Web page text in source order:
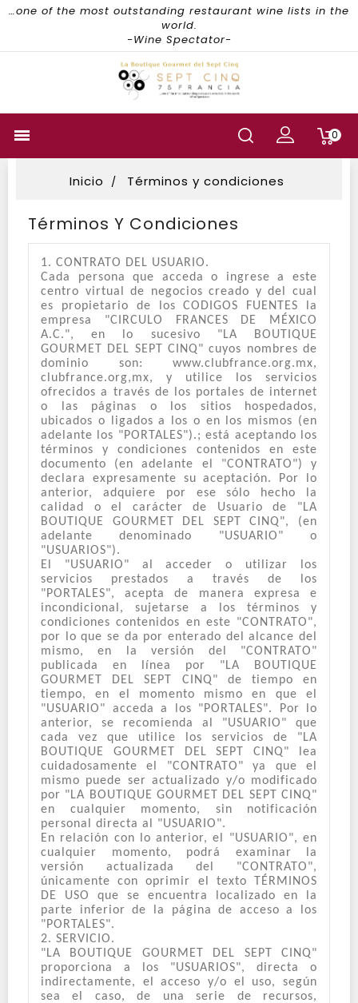
…one of the most outstanding restaurant wine lists in the
world.
-Wine Spectator-
 0
Inicio Términos y condiciones
Términos Y Condiciones
1. CONTRATO DEL USUARIO.
Cada persona que acceda o ingrese a este
centro virtual de negocios creado y del cual
es propietario de los CODIGOS FUENTES la
empresa "CIRCULO FRANCES DE MÉXICO
A.C.", en lo sucesivo "LA BOUTIQUE
GOURMET DEL SEPT CINQ" cuyos nombres de
dominio son: www.clubfrance.org.mx,
clubfrance.org,mx, y utilice los servicios
ofrecidos a través de los portales de internet
o las páginas o los sitios hospedados,
ubicados o ligados a los o en los mismos (en
adelante los "PORTALES").; está aceptando los
términos y condiciones contenidos en este
documento (en adelante el "CONTRATO") y
declara expresamente su aceptación. Por lo
anterior, adquiere por ese sólo hecho la
calidad o el carácter de Usuario de "LA
BOUTIQUE GOURMET DEL SEPT CINQ", (en
adelante denominado "USUARIO" o
"USUARIOS").
El "USUARIO" al acceder o utilizar los
servicios prestados a través de los
"PORTALES", acepta de manera expresa e
incondicional, sujetarse a los términos y
condiciones contenidos en este "CONTRATO",
por lo que se da por enterado del alcance del
mismo, en la versión del "CONTRATO"
publicada en línea por "LA BOUTIQUE
GOURMET DEL SEPT CINQ" de tiempo en
tiempo, en el momento mismo en que el
"USUARIO" acceda a los "PORTALES". Por lo
anterior, se recomienda al "USUARIO" que
cada vez que utilice los servicios de "LA
BOUTIQUE GOURMET DEL SEPT CINQ" lea
cuidadosamente el "CONTRATO" ya que el
mismo puede ser actualizado y/o modificado
por "LA BOUTIQUE GOURMET DEL SEPT CINQ"
en cualquier momento, sin notificación
personal directa al "USUARIO".
En relación con lo anterior, el "USUARIO", en
cualquier momento, podrá examinar la
versión actualizada del "CONTRATO",
únicamente con oprimir el texto TÉRMINOS
DE USO que se encuentra localizado en la
parte inferior de la página de acceso a los
"PORTALES".
2. SERVICIO.
"LA BOUTIQUE GOURMET DEL SEPT CINQ"
proporciona a los "USUARIOS", directa o
indirectamente, el acceso y/o el uso, según
sea el caso, de una serie de recursos,